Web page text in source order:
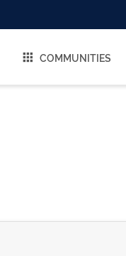
COMMUNITIES